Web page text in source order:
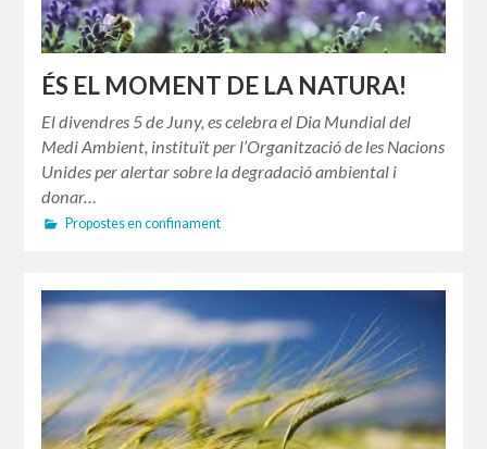
ÉS EL MOMENT DE LA NATURA!
El divendres 5 de Juny, es celebra el Dia Mundial del
Medi Ambient, instituït per l’Organització de les Nacions
Unides per alertar sobre la degradació ambiental i
donar…
Propostes en confinament